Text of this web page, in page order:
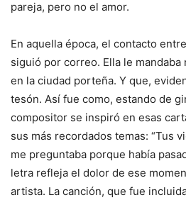
pareja, pero no el amor.
En aquella época, el contacto
siguió por correo. Ella le
en la ciudad porteña. Y que,
tesón. Así fue como, estando de
compositor se inspiró en esas
sus más recordados temas: “Tus
me preguntaba porque había
letra refleja el dolor de ese
artista. La canción, que fue